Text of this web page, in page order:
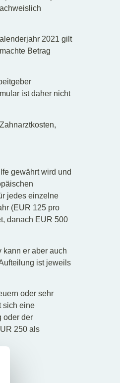
2021 gilt
Betrag
ist daher nicht
gewährt wird und
jedes einzelne
(EUR 125 pro
danach EUR 500
kann er aber auch
ist jeweils
oder sehr
sich eine
oder der
250 als